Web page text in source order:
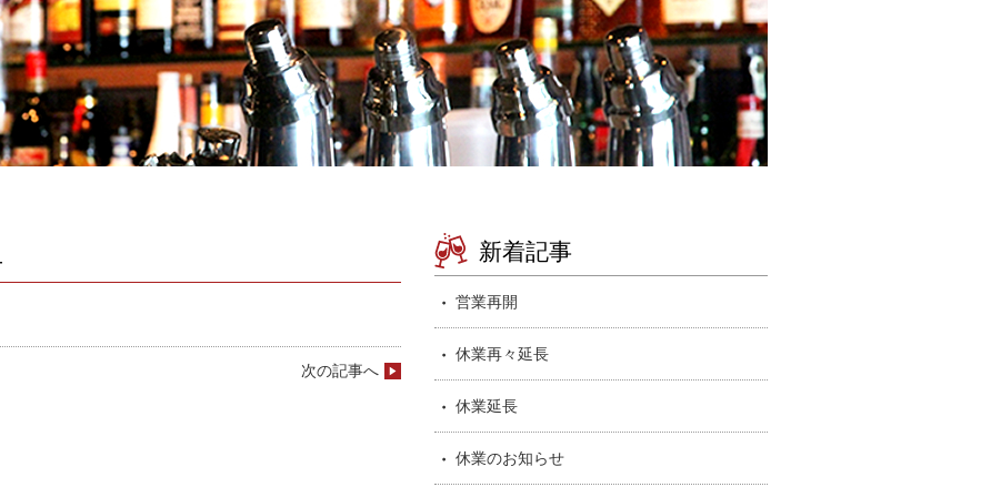
次の記事へ
新着記事
営業再開
休業再々延長
休業延長
休業のお知らせ